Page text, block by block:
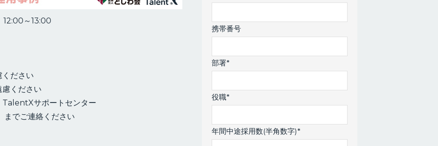
12:00～13:00
ださい
ください
TalentXサポートセンター
までご連絡ください
携帯番号
部署*
役職*
年間中途採用数(半角数字)*